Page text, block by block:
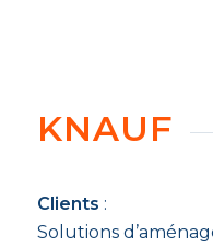
KNAUF
Clients :
Solutions